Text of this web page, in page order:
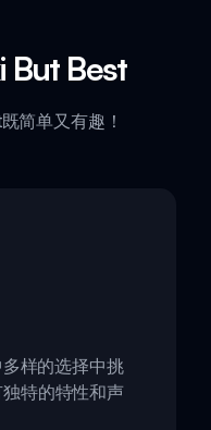
But Best
简单又有趣！
样的选择中挑
特的特性和声